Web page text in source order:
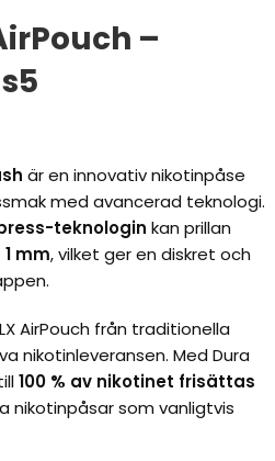
–
är en innovativ nikotinpåse
med avancerad teknologi.
teknologin kan prillan
1 mm, vilket ger en diskret och
AirPouch från traditionella
nikotinleveransen. Med Dura
100 % av nikotinet frisättas
nikotinpåsar som vanligtvis